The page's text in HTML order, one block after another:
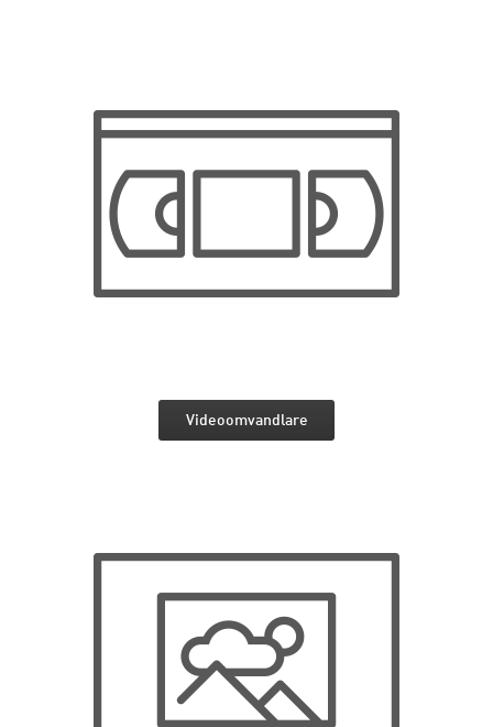
Videoomvandlare